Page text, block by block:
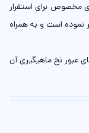
برای استقرار
نموده‌ است و به همراه
عبور نخ ماهيگيری آن